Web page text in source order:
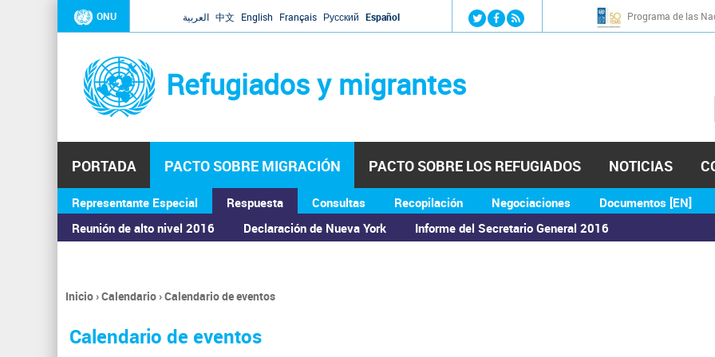
Jump to navigation
ONU العربية 中文 English Français Русский Español Programa de las
Refugiados y migrantes
PORTADA PACTO SOBRE MIGRACIÓN
Representante Especial
Respuesta
Reunión de alto nivel 2016
Declaración de Nueva York Informe del Secretario General 2016
Consultas Recopilación Negociaciones Documentos [EN]
PACTO SOBRE LOS REFUGIADOS NOTICIAS
ASAMBLEA GENERAL
Se
encuentra
usted
Inicio›Calendario›Calendario de eventos
Calendario de eventos